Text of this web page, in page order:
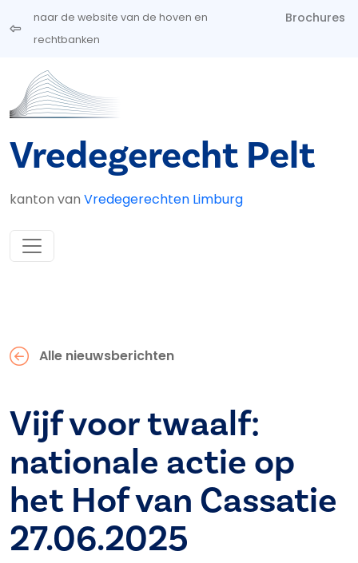
Overslaan en naar de inhoud gaan
naar de website van de hoven en
rechtbanken
Brochures
Vredegerecht Pelt
kanton van Vredegerechten Limburg
Alle nieuwsberichten
Vijf voor twaalf:
nationale actie op
het Hof van Cassatie
27.06.2025